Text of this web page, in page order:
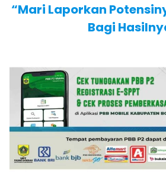
“Mari Laporkan
Bagi